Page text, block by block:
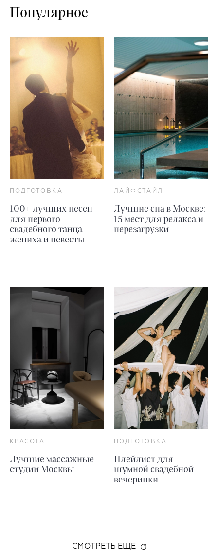
Популярное
ПОДГОТОВКА
100+ лучших песен
для первого
свадебного танца
жениха и невесты
ЛАЙФСТАЙЛ
Лучшие спа в Москве:
15 мест для релакса и
перезагрузки
КРАСОТА
Лучшие массажные
студии Москвы
ПОДГОТОВКА
Плейлист для
шумной свадебной
вечеринки
СМОТРЕТЬ ЕЩЕ